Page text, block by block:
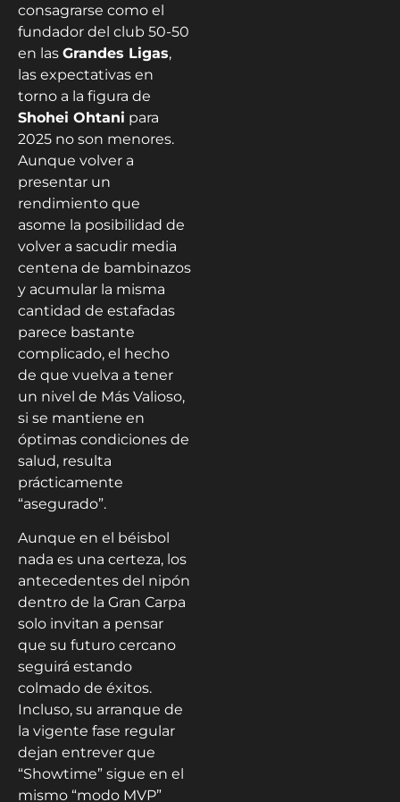
consagrarse como el
fundador del club 50-50
en las Grandes Ligas,
las expectativas en
torno a la figura de
Shohei Ohtani para
2025 no son menores.
Aunque volver a
presentar un
rendimiento que
asome la posibilidad de
volver a sacudir media
centena de bambinazos
y acumular la misma
cantidad de estafadas
parece bastante
complicado, el hecho
de que vuelva a tener
un nivel de Más Valioso,
si se mantiene en
óptimas condiciones de
salud, resulta
prácticamente
“asegurado”.
Aunque en el béisbol
nada es una certeza, los
antecedentes del nipón
dentro de la Gran Carpa
solo invitan a pensar
que su futuro cercano
seguirá estando
colmado de éxitos.
Incluso, su arranque de
la vigente fase regular
dejan entrever que
“Showtime” sigue en el
mismo “modo MVP”